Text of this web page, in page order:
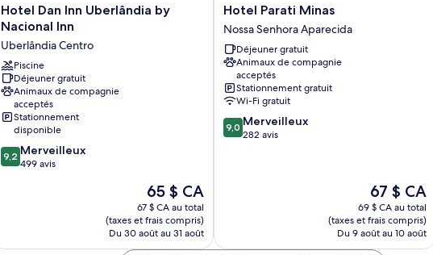
Hotel
Dan
Uberlândia
by
Nacional
Inn
Uberlândia
Centro
Hotel Dan Inn Uberlândia by
Nacional Inn
Uberlândia Centro
Piscine
Déjeuner gratuit
Animaux de compagnie
acceptés
Stationnement
disponible
9.2
sur
9,2 Merveilleux
499 avis
Le
prix
est
de
65 $ CA
65 $ CA
67 $ CA au total
(taxes et frais compris)
Du 30 août au 31 août
Hotel
Parati
Minas
Nossa
Senhora
Aparecida
Hotel Parati Minas
Nossa Senhora Aparecida
Déjeuner gratuit
Animaux de compagnie
acceptés
Stationnement gratuit
Wi-Fi gratuit
9.0
sur
9,0 Merveilleux
282 avis
Le
prix
est
de
67 $ CA
67 $ CA
69 $ CA au total
(taxes et frais compris)
Du 9 août au 10 août